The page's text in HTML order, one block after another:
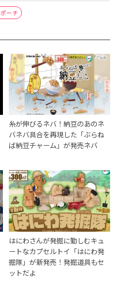
ポーチ
糸が伸びるネバ！納豆のあのネ
バネバ具合を再現した「ぶらね
ば納豆チャーム」が発売ネバ
はにわさんが発掘に勤しむキュ
ートなカプセルトイ「はにわ発
掘隊」が新発売！発掘道具もセ
ットだよ